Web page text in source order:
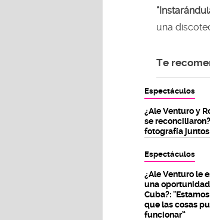
una
Te
Espectáculos
¿Ale Venturo y
se
fotografía juntos
Espectáculos
¿Ale Venturo le
una
Cuba?:
que las cosas
funcionar”